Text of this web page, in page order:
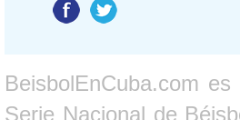
BeisbolEnCuba.com
Serie Nacional de